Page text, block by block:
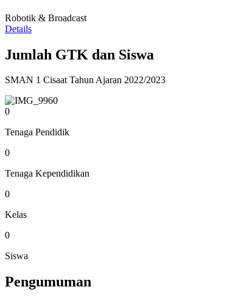
Robotik & Broadcast
Details
Jumlah GTK dan Siswa
SMAN 1 Cisaat Tahun Ajaran 2022/2023
0
Tenaga Pendidik
0
Tenaga Kependidikan
0
Kelas
0
Siswa
Pengumuman